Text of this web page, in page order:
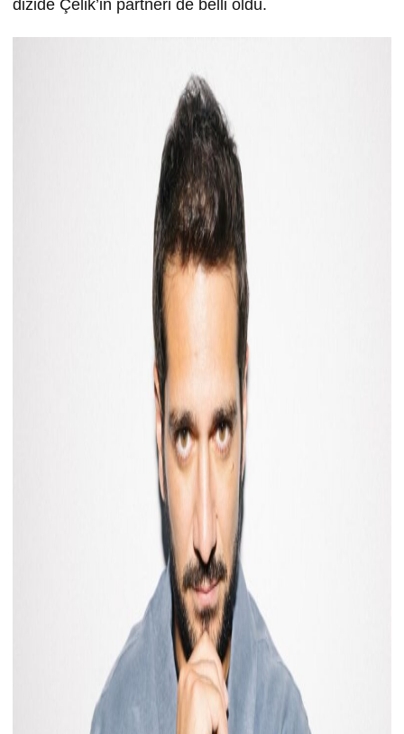
dizide Çelik’in partneri de belli oldu.